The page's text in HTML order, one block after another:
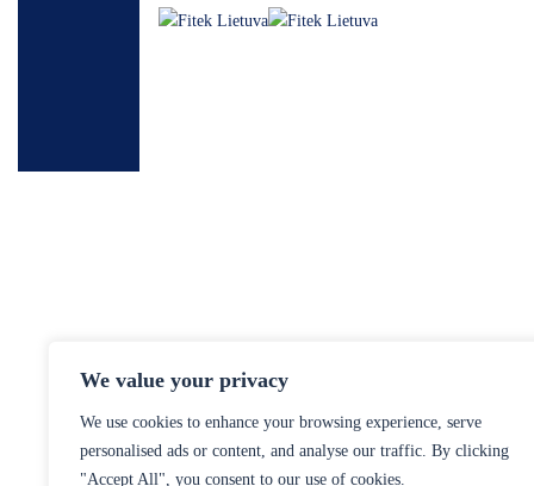
We value your privacy
We use cookies to enhance your browsing experience, serve
personalised ads or content, and analyse our traffic. By clicking
"Accept All", you consent to our use of cookies.